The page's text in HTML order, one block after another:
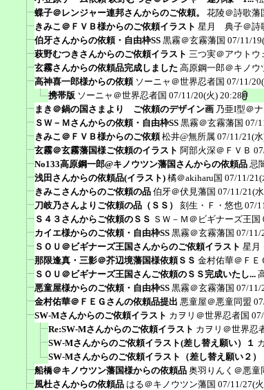
蝶子＠レンジャー連邦さんからのご依頼。
花陵＠詩歌藩
きみこ＠ＦＶＢ様からのご依頼イラスト 星月 典子＠詩
伯牙さんからの依頼・自由枠SS 黒霧＠玄霧藩国 07/11/
萩野むつきさんからのご依頼イラスト 三つ実＠アウトウ
玄霧さんからの依頼品完成しました 高原鋼一郎＠キノウ
高神喜一郎様からの依頼 ソーニャ＠世界忍者国 07/11/
携帯版 ソーニャ＠世界忍者国 07/11/20(火) 20:28
まき＠鍋の国さまより ご依頼のデザイン画 乃亜I型＠
ＳＷ－Ｍさんからの依頼・自由枠SS 黒霧＠玄霧藩国 07/
きみこ＠ＦＶＢ様からのご依頼 松井@無所属 07/11/21(水
玄霧＠玄霧藩国様ご依頼のイラスト 阿部火深＠ＦＶＢ
No133高原鋼一郎@キノウツン藩国さんからの依頼品 忌
浅田さんからの依頼品(イラスト) 橘＠akiharu国 07/11/21(
きみこさんからのご依頼の品 伯牙＠伏見藩国 07/11/21(
刀岐乃さんよりご依頼の品（ＳＳ）
刻生・Ｆ・悠也 07/
Ｓ４３さんからご依頼のＳＳ ＳＷ－Ｍ＠ビギナーズ王国
カイエ様からのご依頼・自由枠SS 黒霧＠玄霧藩国 07/11/
ＳＯＵ＠ビギナーズ王国さんからのご依頼イラスト 星月
那限逢真・三影＠芥辺境藩国様依頼ＳＳ 金村佑華＠ＦＥ
ＳＯＵ＠ビギナーズ王国さんご依頼のＳＳ完成いたし...
悪童屋様からのご依頼・自由枠SS 黒霧＠玄霧藩国 07/11/
金村佑華＠ＦＥＧさんの依頼品提出 悪童屋＠悪童同盟
SW-Mさんからのご依頼イラスト カヲリ＠世界忍者国
Re:SW-Mさんからのご依頼イラスト カヲリ＠世界忍
SW-Mさんからのご依頼イラスト(差し替え願い）１
SW-Mさんからのご依頼イラスト（差し替え願い２）
船橋＠キノウツン藩国様からの依頼品 奥羽りんく＠悪童
風杜さんからの依頼品 はる＠キノウツン藩国 07/11/27(